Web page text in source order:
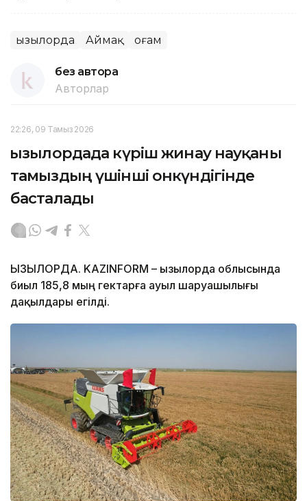
Қызылорда Аймақ Қоғам
без автора
Авторлар
22:26, 09 Тамыз 2026
Қызылордада күріш жинау науқаны
тамыздың үшінші онкүндігінде
басталады
ҚЫЗЫЛОРДА. KAZINFORM – Қызылорда облысында
биыл 185,8 мың гектарға ауыл шаруашылығы
дақылдары егілді.